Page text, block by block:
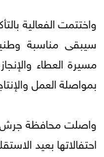
واختتمت الفعالية
سيبقى مناسبة
مسيرة العطاء
بمواصلة العمل
واصلت محافظة جرش